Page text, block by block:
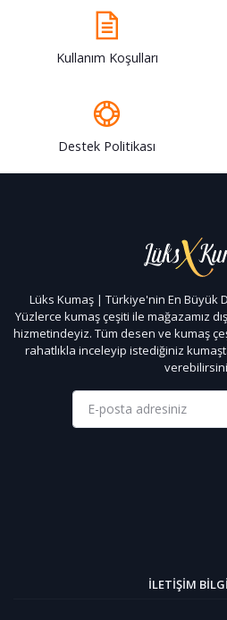
Kullanım Koşulları
Destek Politikası
Lüks Kumaş | Türkiye'nin En Büyük
Yüzlerce kumaş çeşiti ile mağazamız
hizmetindeyiz. Tüm desen ve kumaş
rahatlıkla inceleyip istediğiniz
İLETIŞIM